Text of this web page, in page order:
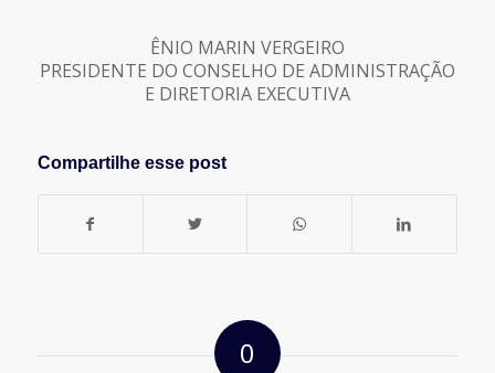
ÊNIO MARIN VERGEIRO
PRESIDENTE DO CONSELHO DE ADMINISTRAÇÃO
E DIRETORIA EXECUTIVA
Compartilhe esse post
0